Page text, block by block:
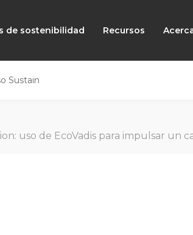
de sostenibilidad Recursos
Sustain
uso de EcoVadis para impulsar un